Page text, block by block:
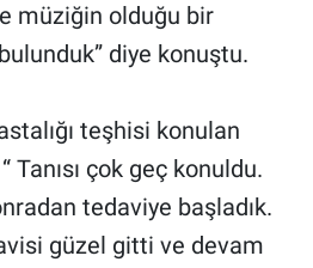
müziğin olduğu bir
diye konuştu.
teşhisi konulan
Tanısı çok geç konuldu.
tedaviye başladık.
güzel gitti ve devam